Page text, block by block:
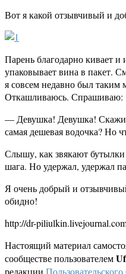
Вот я какой отзывчивый и
Парень благодарно кивает и
упаковывает вина в пакет.
я совсем недавно был
Откашливаюсь. Спрашиваю:
— Девушка! Девушка!
самая дешевая водочка? Но
Слышу, как звякают бутылки
шага. Но удержал, удержал
Я очень добрый и
обидно!
http://dr-
Настоящий материал
сообществе пользователем